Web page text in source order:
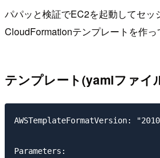
パパッと検証でEC2を起動してセ
CloudFormationテンプレートを作っ
テンプレート(yamlファイ
AWSTemplateFormatVersion:
Parameters: